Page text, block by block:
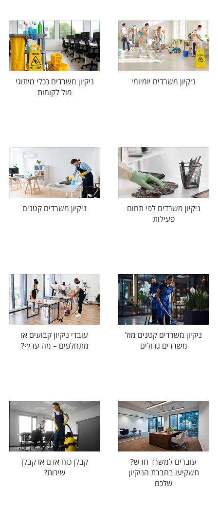
ניקיון משרדים יומיומי
ניקיון משרדים ככלי מיתוגי
מול לקוחות
ניקיון משרדים לפי תחום
פעילות
ניקיון משרדים קטנים
ניקיון משרדים קטנים מול
משרדים גדולים
עובדי ניקיון קבועים או
מתחלפים – מה עדיף?
עוברים למשרד חדש?
תשקיעו בחברת הניקיון
שלכם
קבלן כוח אדם או קבלן
שירות?